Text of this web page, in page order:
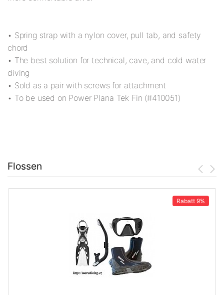
• Spring strap with a nylon cover, pull tab, and safety
chord
• The best solution for technical, cave, and cold water
diving
• Sold as a pair with screws for attachment
• To be used on Power Plana Tek Fin (#410051)
Flossen
Rabatt 9%